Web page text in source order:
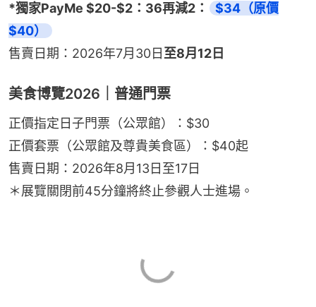
*獨家PayMe $20-$2：36再減2：
$34（原價
$40）
售賣日期：2026年7月30日 至8月12日
美食博覽2026｜普通門票
正價指定日子門票（公眾館）：$30
正價套票（公眾館及尊貴美食區）：$40起
售賣日期：2026年8月13日至17日
＊展覽關閉前45分鐘將終止參觀人士進場。